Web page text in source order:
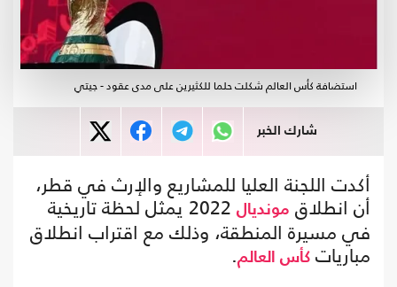
استضافة كأس العالم شكلت حلما للكثيرين على مدى عقود - جيتي
شارك الخبر
أكدت اللجنة العليا للمشاريع والإرث في قطر،
أن انطلاق مونديال
2022 يمثل لحظة تاريخية
في مسيرة المنطقة، وذلك مع اقتراب انطلاق
مباريات كأس العالم.